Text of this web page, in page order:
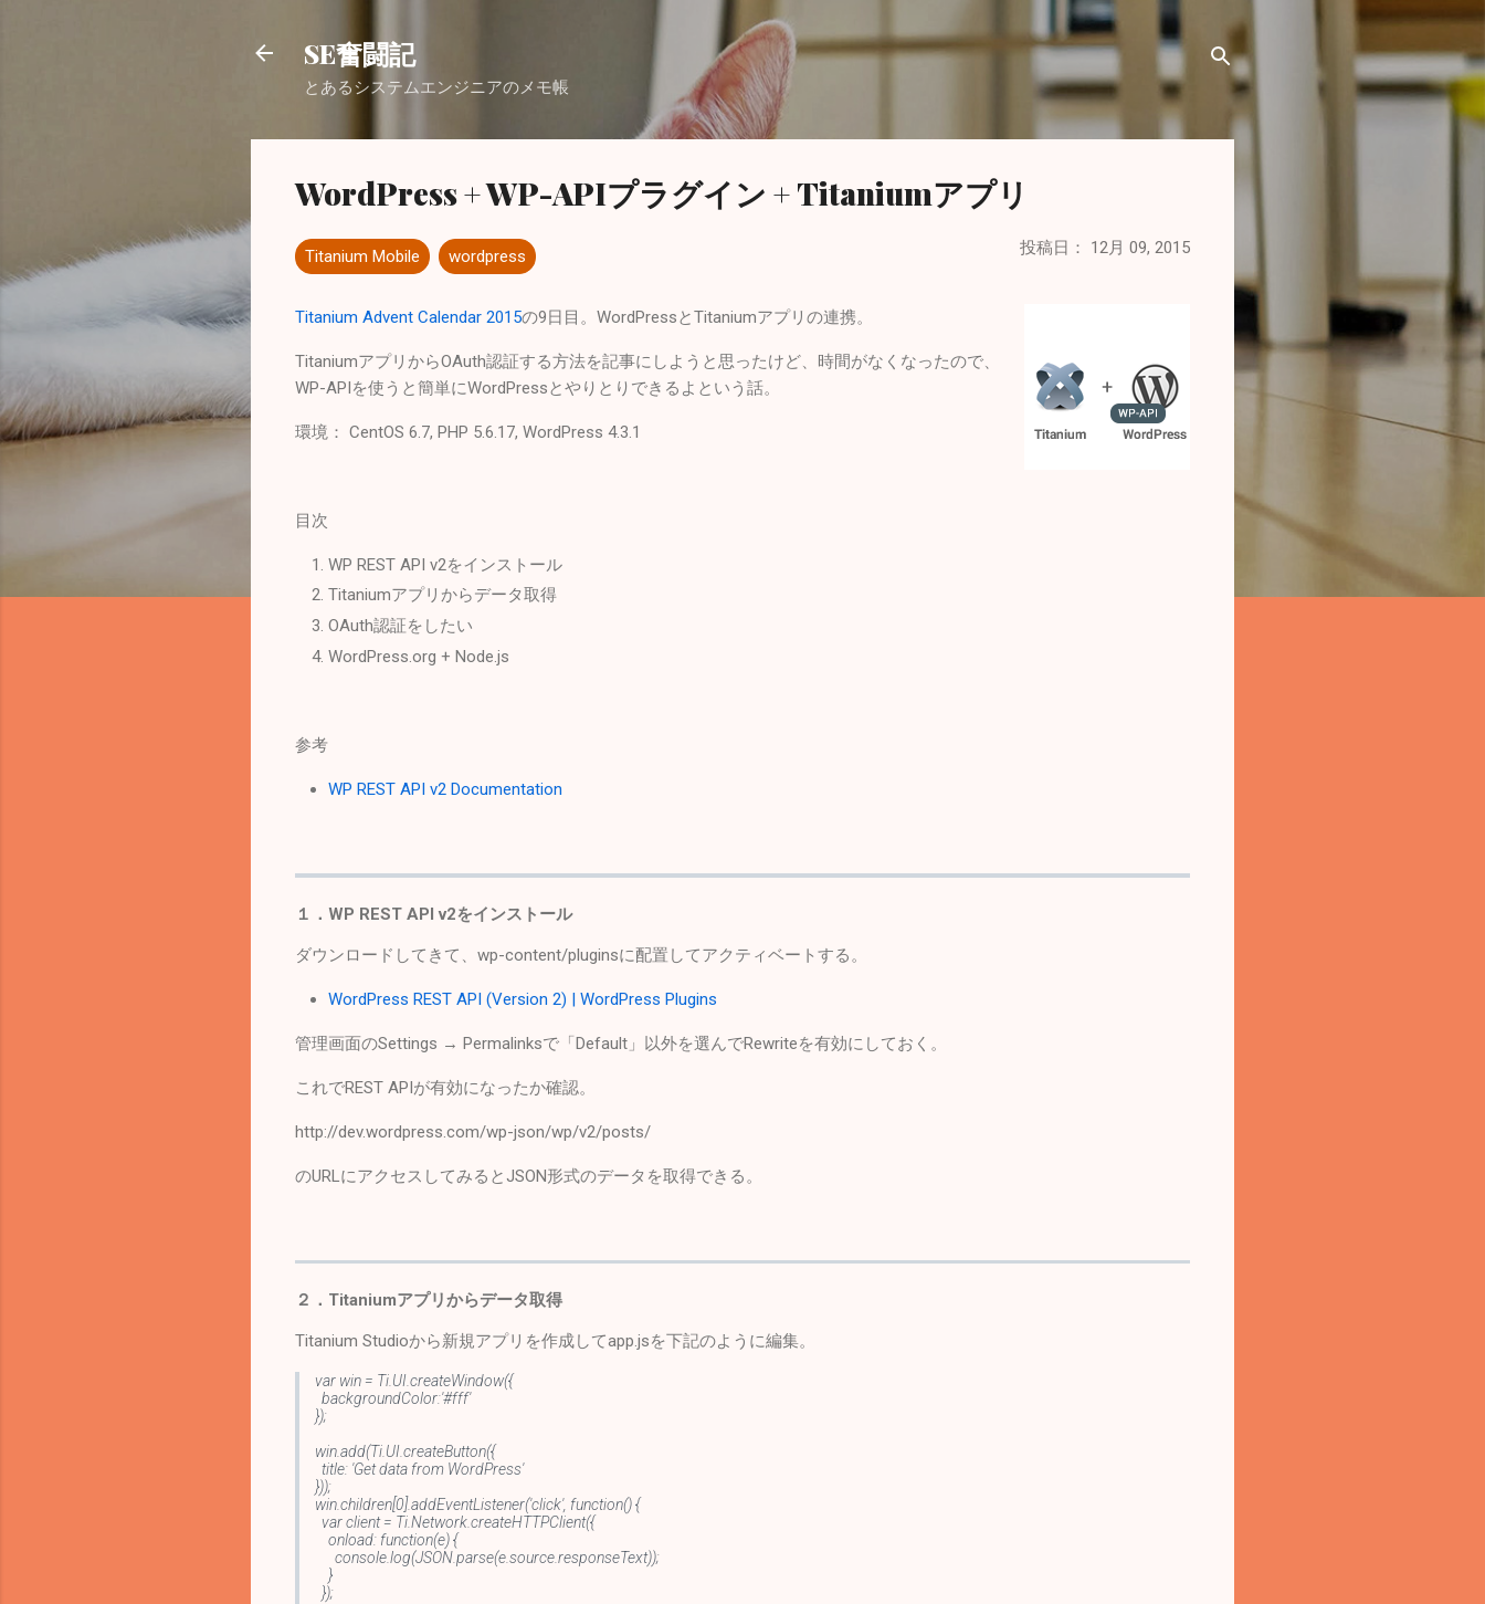
スキップしてメイン コンテンツに移動
SE奮闘記
とあるシステムエンジニアのメモ帳
WordPress + WP-APIプラグイン + Titaniumアプリ
Titanium Mobile wordpress 投稿日： 12月 09, 2015
Titanium Advent Calendar 2015の9日目。WordPressとTitaniumアプリの連携。
TitaniumアプリからOAuth認証する方法を記事にしようと思ったけど、時間がなくなったので、
WP-APIを使うと簡単にWordPressとやりとりできるよという話。
環境： CentOS 6.7, PHP 5.6.17, WordPress 4.3.1
目次
WP REST API v2をインストール
Titaniumアプリからデータ取得
OAuth認証をしたい
WordPress.org + Node.js
参考
WP REST API v2 Documentation
１．WP REST API v2をインストール
ダウンロードしてきて、wp-content/pluginsに配置してアクティベートする。
WordPress REST API (Version 2) | WordPress Plugins
管理画面のSettings → Permalinksで「Default」以外を選んでRewriteを有効にしておく。
これでREST APIが有効になったか確認。
http://dev.wordpress.com/wp-json/wp/v2/posts/
のURLにアクセスしてみるとJSON形式のデータを取得できる。
２．Titaniumアプリからデータ取得
Titanium Studioから新規アプリを作成してapp.jsを下記のように編集。
var win = Ti.UI.createWindow({
backgroundColor:'#fff'
});
win.add(Ti.UI.createButton({
title: 'Get data from WordPress'
}));
win.children[0].addEventListener('click', function() {
var client = Ti.Network.createHTTPClient({
onload: function(e) {
console.log(JSON.parse(e.source.responseText));
}
});